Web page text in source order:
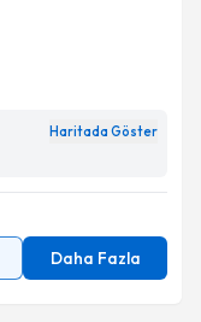
Haritada Göster
Daha Fazla